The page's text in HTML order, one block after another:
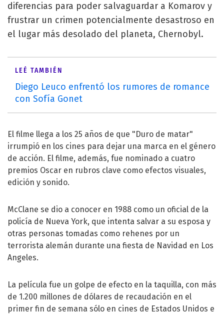
diferencias para poder salvaguardar a Komarov y
frustrar un crimen potencialmente desastroso en
el lugar más desolado del planeta, Chernobyl.
LEÉ TAMBIÉN
Diego Leuco enfrentó los rumores de romance
con Sofía Gonet
El filme llega a los 25 años de que "Duro de matar"
irrumpió en los cines para dejar una marca en el género
de acción. El filme, además, fue nominado a cuatro
premios Oscar en rubros clave como efectos visuales,
edición y sonido.
McClane se dio a conocer en 1988 como un oficial de la
policía de Nueva York, que intenta salvar a su esposa y
otras personas tomadas como rehenes por un
terrorista alemán durante una fiesta de Navidad en Los
Angeles.
La película fue un golpe de efecto en la taquilla, con más
de 1.200 millones de dólares de recaudación en el
primer fin de semana sólo en cines de Estados Unidos e